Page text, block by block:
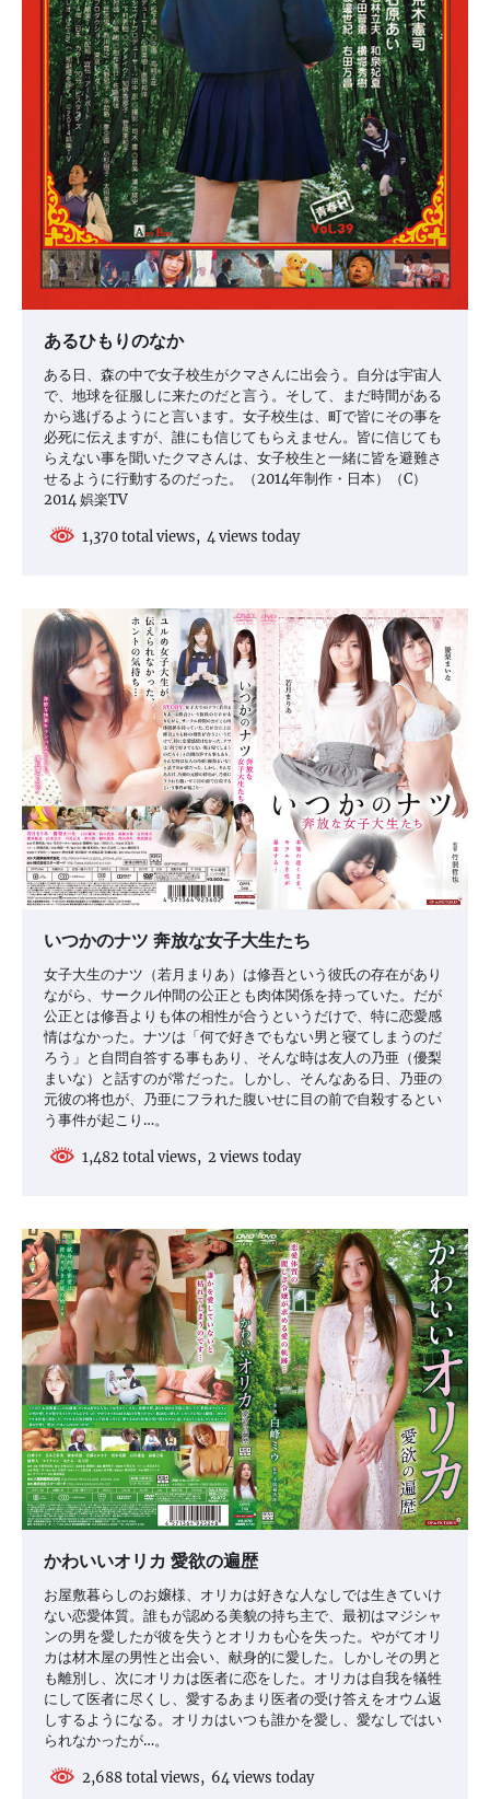
あるひもりのなか
ある日、森の中で女子校生がクマさんに出会う。自分は宇宙人
で、地球を征服しに来たのだと言う。そして、まだ時間がある
から逃げるようにと言います。女子校生は、町で皆にその事を
必死に伝えますが、誰にも信じてもらえません。皆に信じても
らえない事を聞いたクマさんは、女子校生と一緒に皆を避難さ
せるように行動するのだった。（2014年制作・日本）（C）
2014 娯楽TV
1,370 total views, 4 views today
いつかのナツ 奔放な女子大生たち
女子大生のナツ（若月まりあ）は修吾という彼氏の存在があり
ながら、サークル仲間の公正とも肉体関係を持っていた。だが
公正とは修吾よりも体の相性が合うというだけで、特に恋愛感
情はなかった。ナツは「何で好きでもない男と寝てしまうのだ
ろう」と自問自答する事もあり、そんな時は友人の乃亜（優梨
まいな）と話すのが常だった。しかし、そんなある日、乃亜の
元彼の将也が、乃亜にフラれた腹いせに目の前で自殺するとい
う事件が起こり…。
1,482 total views, 2 views today
かわいいオリカ 愛欲の遍歴
お屋敷暮らしのお嬢様、オリカは好きな人なしでは生きていけ
ない恋愛体質。誰もが認める美貌の持ち主で、最初はマジシャ
ンの男を愛したが彼を失うとオリカも心を失った。やがてオリ
カは材木屋の男性と出会い、献身的に愛した。しかしその男と
も離別し、次にオリカは医者に恋をした。オリカは自我を犠牲
にして医者に尽くし、愛するあまり医者の受け答えをオウム返
しするようになる。オリカはいつも誰かを愛し、愛なしではい
られなかったが…。
2,688 total views, 64 views today